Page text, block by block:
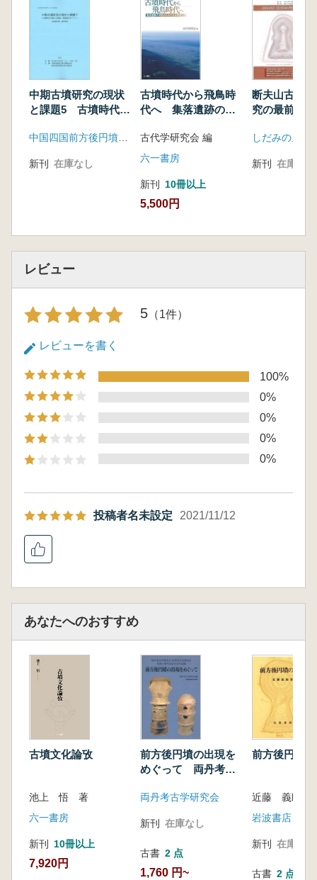
中期古墳研究の現状
と課題5 古墳時代中
をめぐって
新刊 在庫なし
古墳時代から飛鳥時
代へ 集落遺跡の分
古代学研究会 編
六一書房
新刊 10冊以上
5,500円
断夫山古墳
究の最前線
新刊 在庫なし
レビュー
5 （1件）
レビューを書く
100%
0%
0%
0%
0%
投稿者名未設定 2021/11/12
あなたへのおすすめ
古墳文化論攷
池上 悟 著
六一書房
新刊 10冊以上
7,920円
前方後円墳の出現を
めぐって 両丹考古
学研究会交流十周年
両丹考古学研究会
新刊 在庫なし
古書 2 点
1,760 円~
前方後円墳
近藤 義郎 著
岩波書店
新刊 在庫なし
古書 2 点